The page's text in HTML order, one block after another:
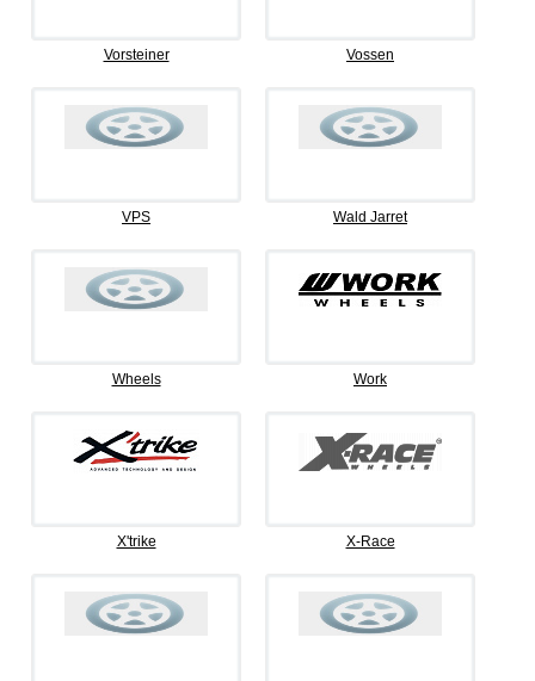
Vorsteiner Vossen
VPS Wald Jarret
Wheels Work
X'trike X-Race